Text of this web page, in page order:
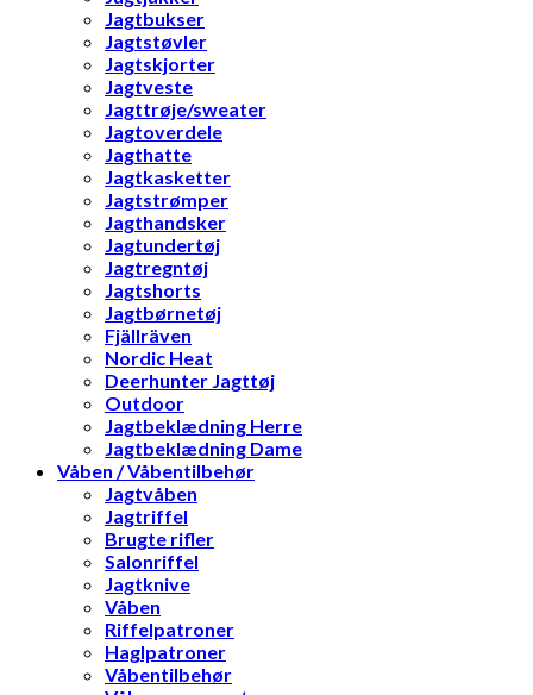
Jagtbukser
Jagtstøvler
Jagtskjorter
Jagtveste
Jagttrøje/sweater
Jagtoverdele
Jagthatte
Jagtkasketter
Jagtstrømper
Jagthandsker
Jagtundertøj
Jagtregntøj
Jagtshorts
Jagtbørnetøj
Fjällräven
Nordic Heat
Deerhunter Jagttøj
Outdoor
Jagtbeklædning Herre
Jagtbeklædning Dame
Våben / Våbentilbehør
Jagtvåben
Jagtriffel
Brugte rifler
Salonriffel
Jagtknive
Våben
Riffelpatroner
Haglpatroner
Våbentilbehør